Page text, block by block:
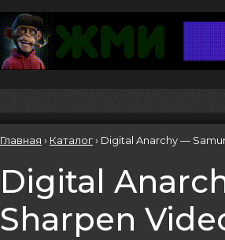
Главная › Каталог› Digital Anarchy —
Digital
Sharpen